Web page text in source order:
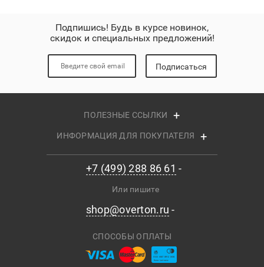
Подпишись! Будь в курсе новинок,
скидок и специальных предложений!
Подписаться
ПОЛЕЗНЫЕ ССЫЛКИ
ИНФОРМАЦИЯ ДЛЯ ПОКУПАТЕЛЯ
+7 (499) 288 86 61
Или пишите
shop@overton.ru
СПОСОБЫ ОПЛАТЫ